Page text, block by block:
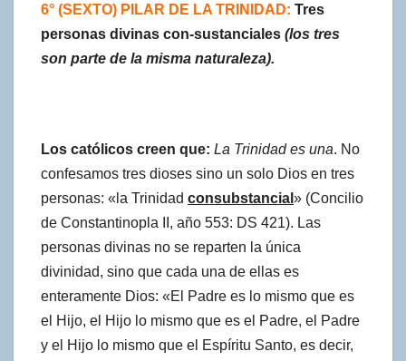
6° (SEXTO) PILAR DE LA TRINIDAD: Tres
personas divinas con-sustanciales (los tres
son parte de la misma naturaleza).
Los católicos creen que: La Trinidad es una. No
confesamos tres dioses sino un solo Dios en tres
personas: «la Trinidad consubstancial » (Concilio
de Constantinopla II, año 553: DS 421). Las
personas divinas no se reparten la única
divinidad, sino que cada una de ellas es
enteramente Dios: «El Padre es lo mismo que es
el Hijo, el Hijo lo mismo que es el Padre, el Padre
y el Hijo lo mismo que el Espíritu Santo, es decir,